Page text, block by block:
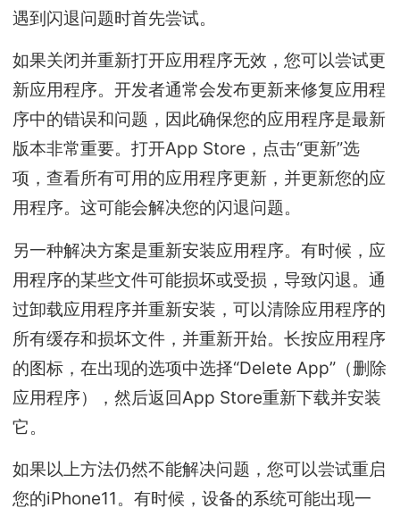
遇到闪退问题时首先尝试。
如果关闭并重新打开应用程序无效，您可以尝试更
新应用程序。开发者通常会发布更新来修复应用程
序中的错误和问题，因此确保您的应用程序是最新
版本非常重要。打开App Store，点击“更新”选
项，查看所有可用的应用程序更新，并更新您的应
用程序。这可能会解决您的闪退问题。
另一种解决方案是重新安装应用程序。有时候，应
用程序的某些文件可能损坏或受损，导致闪退。通
过卸载应用程序并重新安装，可以清除应用程序的
所有缓存和损坏文件，并重新开始。长按应用程序
的图标，在出现的选项中选择“Delete App”（删除
应用程序），然后返回App Store重新下载并安装
它。
如果以上方法仍然不能解决问题，您可以尝试重启
您的iPhone11。有时候，设备的系统可能出现一